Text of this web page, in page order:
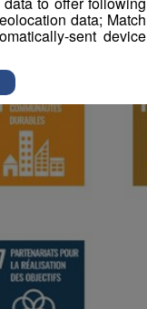
data; Match
sent device